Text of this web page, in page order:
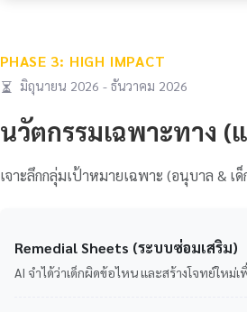
PHASE 3: HIGH IMPACT
มิถุนายน 2026 - ธันวาคม 2026
นวัตกรรมเฉพาะทาง (
เจาะลึกกลุ่มเป้าหมายเฉพาะ (อนุบาล &
Remedial Sheets (ระบบซ่อมเสริม)
AI จำได้ว่าเด็กผิดข้อไหน และสร้างโจทย์ใหม่